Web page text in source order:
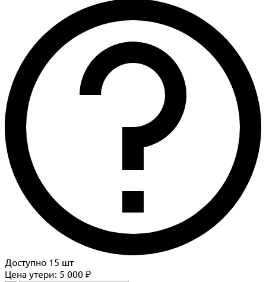
Доступно 15 шт
Цена утери: 5 000 ₽